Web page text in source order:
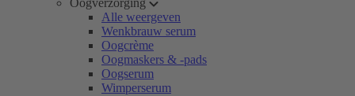
Oogverzorging
Alle weergeven
Wenkbrauw serum
Oogcrème
Oogmaskers & -pads
Oogserum
Wimperserum